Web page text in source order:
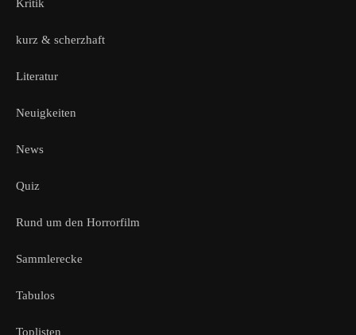
Kritik
kurz & scherzhaft
Literatur
Neuigkeiten
News
Quiz
Rund um den Horrorfilm
Sammlerecke
Tabulos
Toplisten